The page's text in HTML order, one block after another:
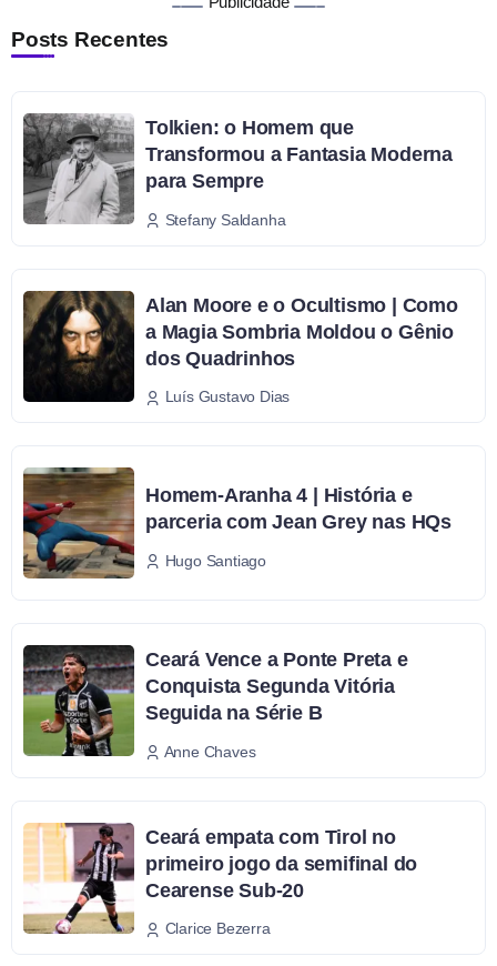
Posts Recentes
Tolkien: o Homem que
Transformou a Fantasia Moderna
para Sempre
Stefany Saldanha
Alan Moore e o Ocultismo | Como
a Magia Sombria Moldou o Gênio
dos Quadrinhos
Luís Gustavo Dias
Homem-Aranha 4 | História e
parceria com Jean Grey nas HQs
Hugo Santiago
Ceará Vence a Ponte Preta e
Conquista Segunda Vitória
Seguida na Série B
Anne Chaves
Ceará empata com Tirol no
primeiro jogo da semifinal do
Cearense Sub-20
Clarice Bezerra